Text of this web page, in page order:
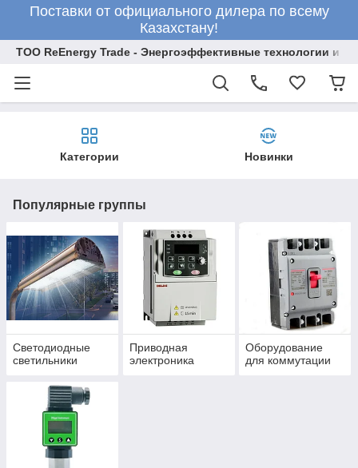
Поставки от официального дилера по всему
Казахстану!
ТОО ReEnergy Trade - Энергоэффективные технологии и
Категории Новинки
Популярные группы
Светодиодные
светильники
Приводная
электроника
Оборудование
для коммутации